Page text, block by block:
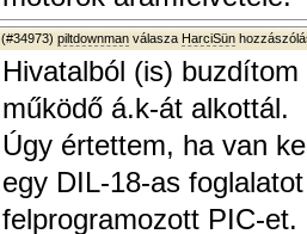
(#34973) piltdownman válasza HarciSün
Hivatalból (is)
működő á.k-át alkottál.
Úgy értettem, ha van
egy DIL-18-as
felprogramozott PIC-et.